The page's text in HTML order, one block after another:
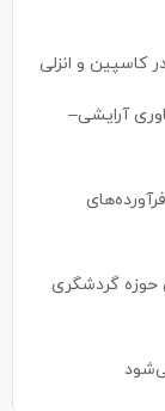
آرایشی–
حوزه گردشگری